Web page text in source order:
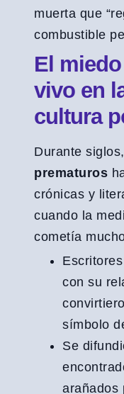
muerta que
combustible
El
vivo en
cultura
Durante
prematuros
crónicas y
cuando la
cometía
con su
símbolo
Se
arañados